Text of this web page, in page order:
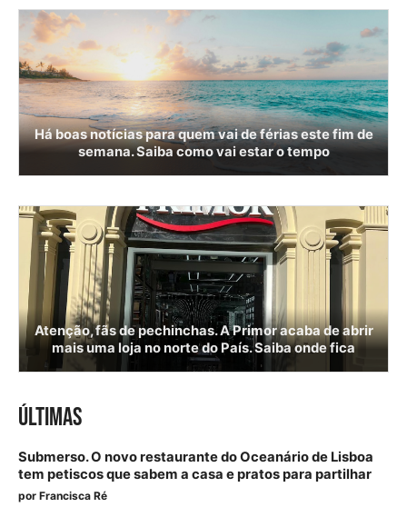
Há boas notícias para quem vai de férias este fim de
semana. Saiba como vai estar o tempo
Atenção, fãs de pechinchas. A Primor acaba de abrir
mais uma loja no norte do País. Saiba onde fica
ÚLTIMAS
Submerso. O novo restaurante do Oceanário de Lisboa
tem petiscos que sabem a casa e pratos para partilhar
por Francisca Ré